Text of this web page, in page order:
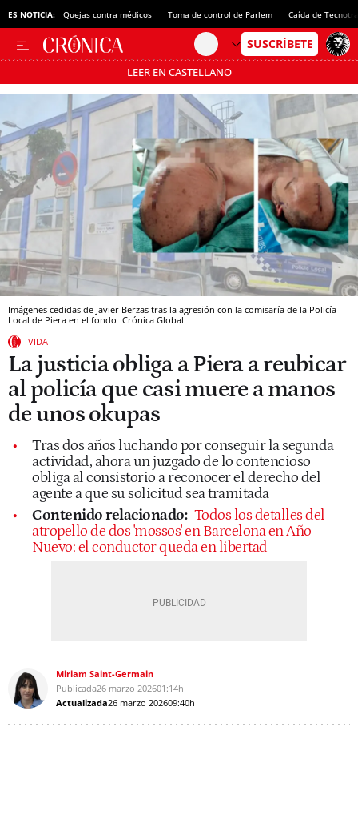
ES NOTICIA: Quejas contra médicos Toma de control de Parlem Caída de
LEER EN CASTELLANO
Pásate al MODO AHORRO
Imágenes cedidas de Javier Berzas tras la agresión con la comisaría de la Policía
Local de Piera en el fondo Crónica Global
VIDA
La justicia obliga a Piera a reubicar
al policía que casi muere a manos
de unos okupas
Tras dos años luchando por conseguir la segunda
actividad, ahora un juzgado de lo contencioso
obliga al consistorio a reconocer el derecho del
agente a que su solicitud sea tramitada
Contenido relacionado: Todos los detalles del
atropello de dos 'mossos' en Barcelona en Año
Nuevo: el conductor queda en libertad
Miriam Saint-Germain
Publicada26 marzo 202601:14h
Actualizada26 marzo 202609:40h